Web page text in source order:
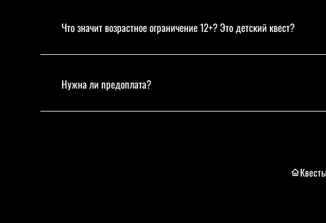
Что значит возрастное ограничение 12+? Это детский квест?
Нужна ли предоплата?